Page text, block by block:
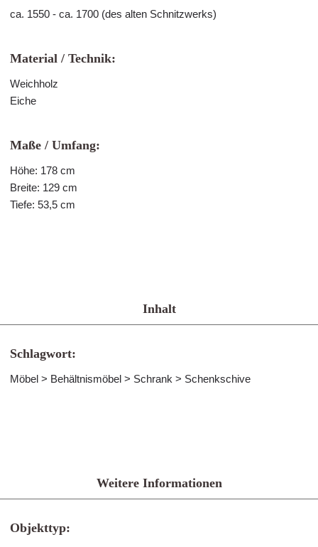
ca. 1550 - ca. 1700 (des alten Schnitzwerks)
Material / Technik:
Weichholz
Eiche
Maße / Umfang:
Höhe: 178 cm
Breite: 129 cm
Tiefe: 53,5 cm
Inhalt
Schlagwort:
Möbel > Behältnismöbel > Schrank > Schenkschive
Weitere Informationen
Objekttyp: